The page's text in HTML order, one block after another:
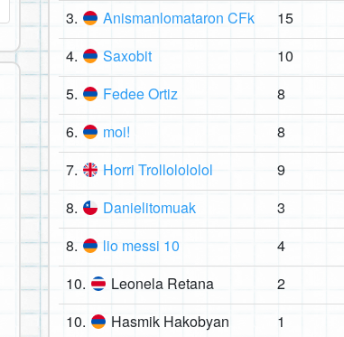
3. Anismanlomataron CFk 15
4. Saxobit 10
5. Fedee Ortiz 8
6. moi! 8
7. Horri Trollolololol 9
8. Danielitomuak 3
8. lio messi 10 4
10. Leonela Retana 2
10. Hasmik Hakobyan 1